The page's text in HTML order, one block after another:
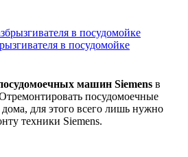
в посудомойке
машин Siemens в
посудомоечные
для этого всего лишь нужно
техники Siemens.